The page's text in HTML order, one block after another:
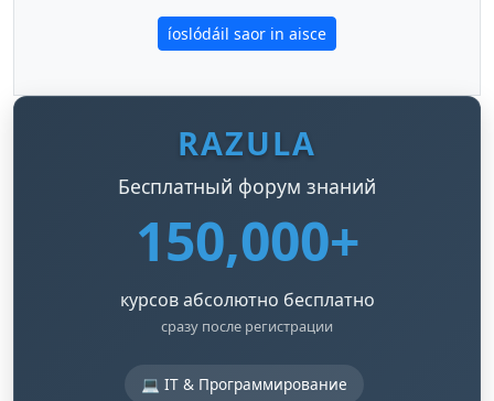
íoslódáil saor in aisce
RAZULA
Бесплатный форум знаний
150,000+
курсов абсолютно бесплатно
сразу после регистрации
💻 IT & Программирование